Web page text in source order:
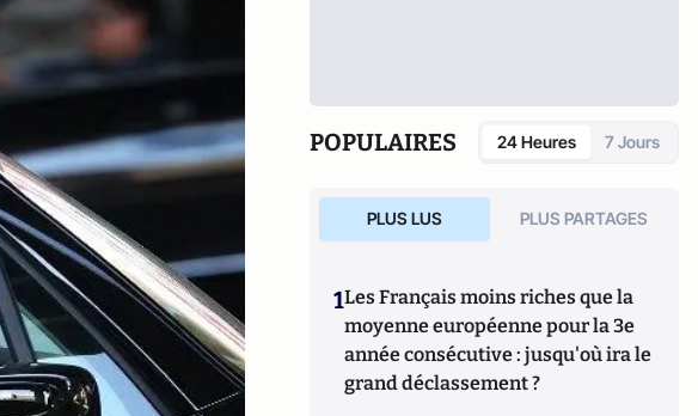
POPULAIRES 24 Heures 7 Jours
PLUS LUS PLUS PARTAGES
1Les Français moins riches que la
moyenne européenne pour la 3e
année consécutive : jusqu'où ira le
grand déclassement ?